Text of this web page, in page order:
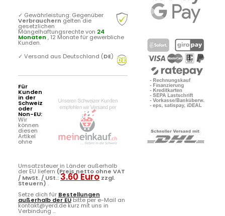
✓ Gewährleistung: Gegenüber
Verbrauchern gelten die
gesetzlichen
Mängelhaftungsrechte von 24
Monaten , 12 Monate für gewerbliche
Kunden.
✓ Versand aus Deutschland (DE)
Für
Kunden
in der
Schweiz
oder
Non-EU:
Wir
können
diesen
Artikel
ohne
Umsatzsteuer in Länder außerhalb
der EU liefern (Preis netto ohne VAT
/ MwSt. / USt.:3.60 Euro zzgl.
Steuern) .
Setze dich für Bestellungen
außerhalb der EUbitte per e-Mail an
kontakt@yerd.de kurz mit uns in
Verbindung ...